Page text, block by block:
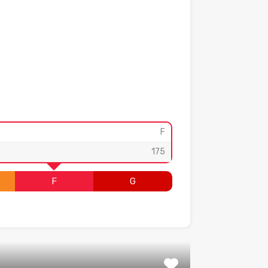
F
175
F G